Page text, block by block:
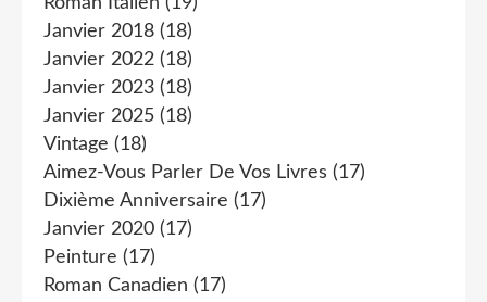
Janvier 2018 (18)
Janvier 2022 (18)
Janvier 2023 (18)
Janvier 2025 (18)
Vintage (18)
Aimez-Vous Parler De Vos Livres (17)
Dixième Anniversaire (17)
Janvier 2020 (17)
Peinture (17)
Roman Canadien (17)